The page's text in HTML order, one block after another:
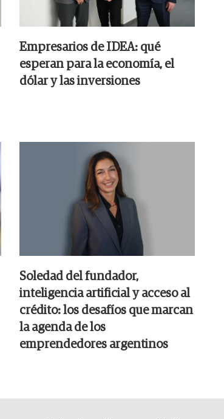
Empresarios de IDEA: qué
esperan para la economía, el
dólar y las inversiones
Soledad del fundador,
inteligencia artificial y acceso al
crédito: los desafíos que marcan
la agenda de los
emprendedores argentinos